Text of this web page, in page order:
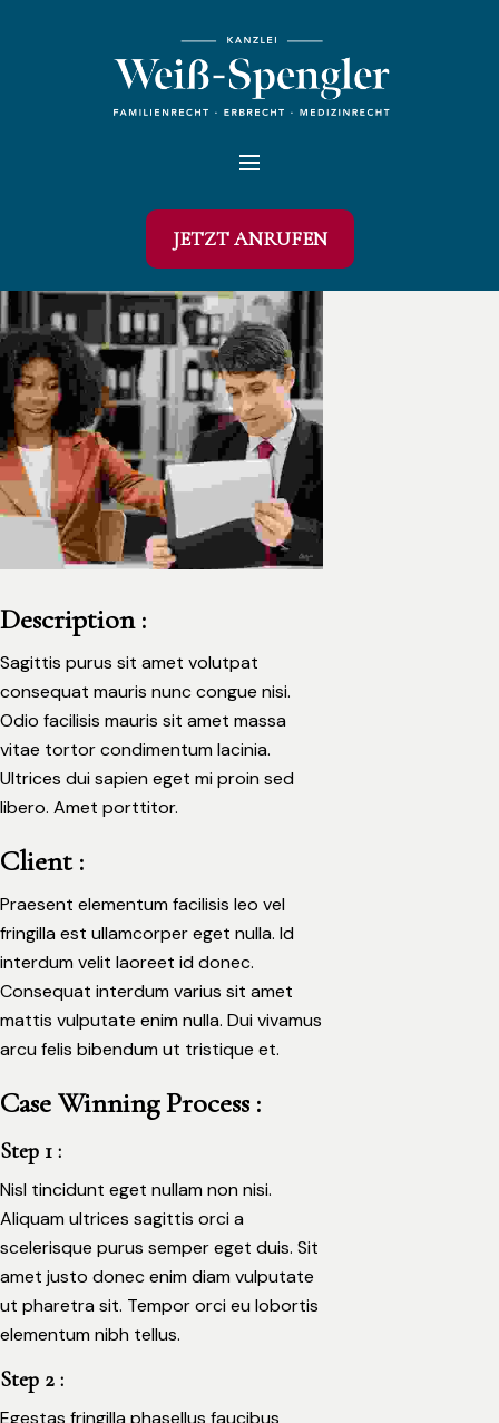
JETZT ANRUFEN
Description :
Sagittis purus sit amet volutpat
consequat mauris nunc congue nisi.
Odio facilisis mauris sit amet massa
vitae tortor condimentum lacinia.
Ultrices dui sapien eget mi proin sed
libero. Amet porttitor.
Client :
Praesent elementum facilisis leo vel
fringilla est ullamcorper eget nulla. Id
interdum velit laoreet id donec.
Consequat interdum varius sit amet
mattis vulputate enim nulla. Dui vivamus
arcu felis bibendum ut tristique et.
Case Winning Process :
Step 1 :
Nisl tincidunt eget nullam non nisi.
Aliquam ultrices sagittis orci a
scelerisque purus semper eget duis. Sit
amet justo donec enim diam vulputate
ut pharetra sit. Tempor orci eu lobortis
elementum nibh tellus.
Step 2 :
Egestas fringilla phasellus faucibus